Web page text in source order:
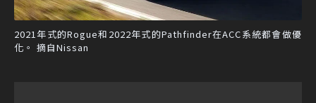
2021年式的Rogue和2022年式的Pathfinder在ACC系統都會做優
化。 摘自Nissan